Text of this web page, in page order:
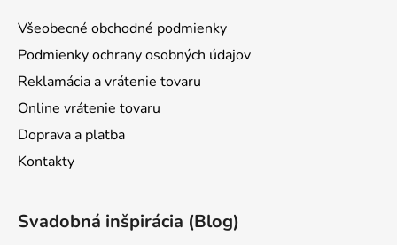
Všeobecné obchodné podmienky
Podmienky ochrany osobných údajov
Reklamácia a vrátenie tovaru
Online vrátenie tovaru
Doprava a platba
Kontakty
Svadobná inšpirácia (Blog)